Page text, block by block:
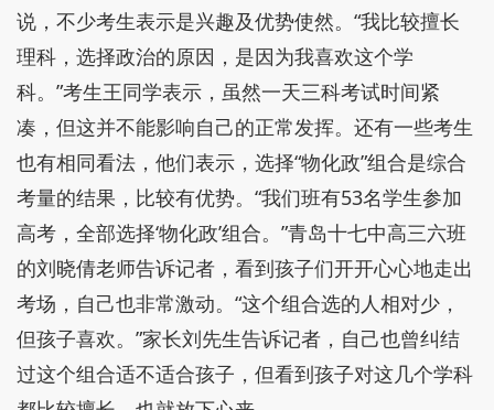
说，不少考生表示是兴趣及优势使然。“我比较擅长
理科，选择政治的原因，是因为我喜欢这个学
科。”考生王同学表示，虽然一天三科考试时间紧
凑，但这并不能影响自己的正常发挥。还有一些考生
也有相同看法，他们表示，选择“物化政”组合是综合
考量的结果，比较有优势。“我们班有53名学生参加
高考，全部选择‘物化政’组合。”青岛十七中高三六班
的刘晓倩老师告诉记者，看到孩子们开开心心地走出
考场，自己也非常激动。“这个组合选的人相对少，
但孩子喜欢。”家长刘先生告诉记者，自己也曾纠结
过这个组合适不适合孩子，但看到孩子对这几个学科